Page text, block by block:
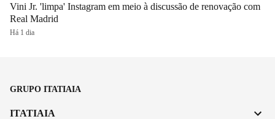
Vini Jr. 'limpa' Instagram em meio à discussão de renovação com
Real Madrid
Há 1 dia
GRUPO ITATIAIA
ITATIAIA